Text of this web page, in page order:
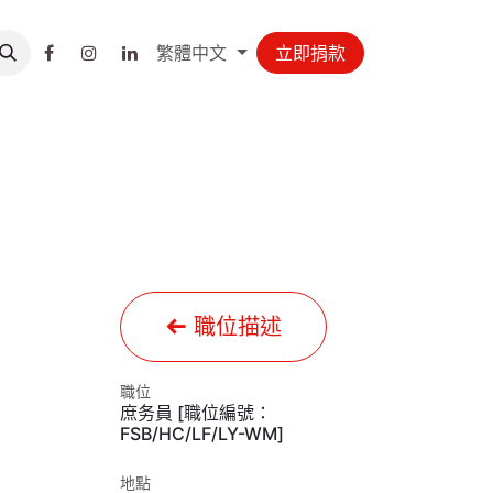
繁體中文 立即捐款
職位描述
職位
庶务員 [職位編號：
FSB/HC/LF/LY-WM]
地點